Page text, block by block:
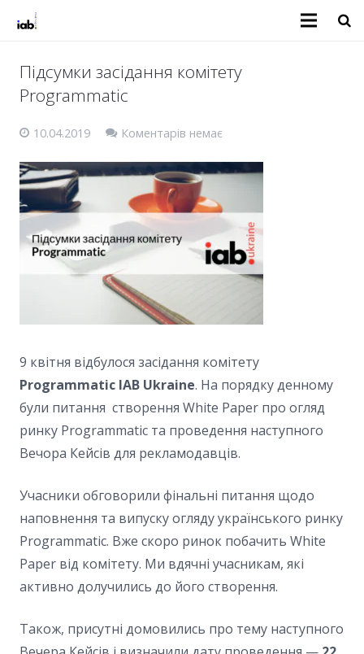
Підсумки засідання комітету
Programmatic
10.04.2019 Коментарів немає
9 квітня відбулося засідання комітету
Programmatic IAB Ukraine. На порядку денному
були питання створення White Paper про огляд
ринку Programmatic та проведення наступного
Вечора Кейсів для рекламодавців.
Учасники обговорили фінальні питання щодо
наповнення та випуску огляду українського ринку
Programmatic. Вже скоро ринок побачить White
Paper від комітету. Ми вдячні учасникам, які
активно долучились до його створення.
Також, присутні домовились про тему наступного